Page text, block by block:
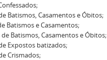
Batismos, Casamentos e Óbitos;
Batismos e Casamentos;
Batismos, Casamentos e Óbitos;
Expostos batizados;
Crismados;